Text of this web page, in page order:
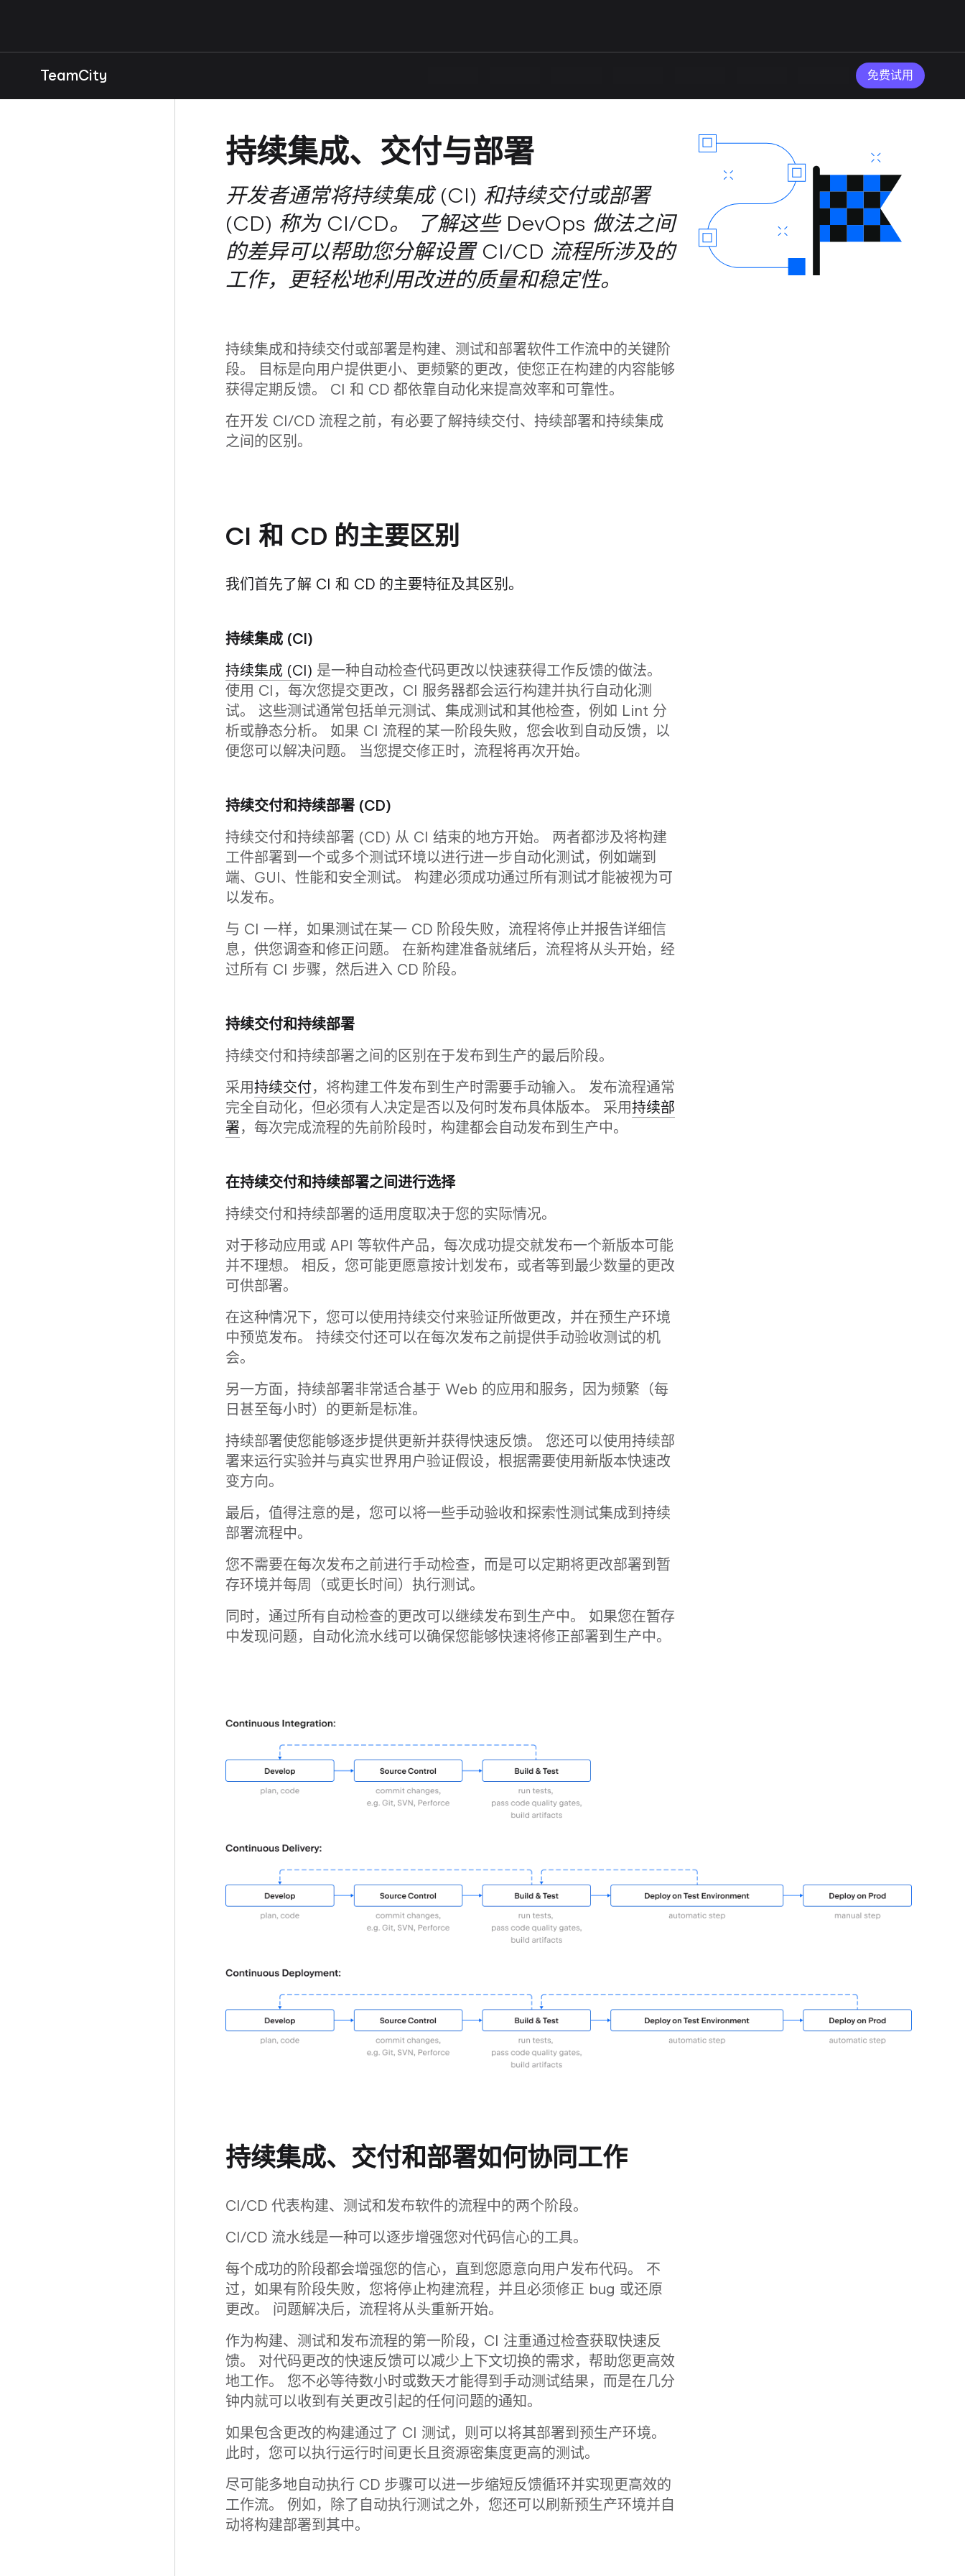
TeamCity 免费试用
持续集成、交付与部署
开发者通常将持续集成 (CI) 和持续交付或部署
(CD) 称为 CI/CD。 了解这些 DevOps 做法之间
的差异可以帮助您分解设置 CI/CD 流程所涉及的
工作，更轻松地利用改进的质量和稳定性。
持续集成和持续交付或部署是构建、测试和部署软件工作流中的关键阶
段。 目标是向用户提供更小、更频繁的更改，使您正在构建的内容能够
获得定期反馈。 CI 和 CD 都依靠自动化来提高效率和可靠性。
在开发 CI/CD 流程之前，有必要了解持续交付、持续部署和持续集成
之间的区别。
CI 和 CD 的主要区别
我们首先了解 CI 和 CD 的主要特征及其区别。
持续集成 (CI)
持续集成 (CI) 是一种自动检查代码更改以快速获得工作反馈的做法。
使用 CI，每次您提交更改，CI 服务器都会运行构建并执行自动化测
试。 这些测试通常包括单元测试、集成测试和其他检查，例如 Lint 分
析或静态分析。 如果 CI 流程的某一阶段失败，您会收到自动反馈，以
便您可以解决问题。 当您提交修正时，流程将再次开始。
持续交付和持续部署 (CD)
持续交付和持续部署 (CD) 从 CI 结束的地方开始。 两者都涉及将构建
工件部署到一个或多个测试环境以进行进一步自动化测试，例如端到
端、GUI、性能和安全测试。 构建必须成功通过所有测试才能被视为可
以发布。
与 CI 一样，如果测试在某一 CD 阶段失败，流程将停止并报告详细信
息，供您调查和修正问题。 在新构建准备就绪后，流程将从头开始，经
过所有 CI 步骤，然后进入 CD 阶段。
持续交付和持续部署
持续交付和持续部署之间的区别在于发布到生产的最后阶段。
采用持续交付，将构建工件发布到生产时需要手动输入。 发布流程通常
完全自动化，但必须有人决定是否以及何时发布具体版本。 采用持续部
署，每次完成流程的先前阶段时，构建都会自动发布到生产中。
在持续交付和持续部署之间进行选择
持续交付和持续部署的适用度取决于您的实际情况。
对于移动应用或 API 等软件产品，每次成功提交就发布一个新版本可能
并不理想。 相反，您可能更愿意按计划发布，或者等到最少数量的更改
可供部署。
在这种情况下，您可以使用持续交付来验证所做更改，并在预生产环境
中预览发布。 持续交付还可以在每次发布之前提供手动验收测试的机
会。
另一方面，持续部署非常适合基于 Web 的应用和服务，因为频繁（每
日甚至每小时）的更新是标准。
持续部署使您能够逐步提供更新并获得快速反馈。 您还可以使用持续部
署来运行实验并与真实世界用户验证假设，根据需要使用新版本快速改
变方向。
最后，值得注意的是，您可以将一些手动验收和探索性测试集成到持续
部署流程中。
您不需要在每次发布之前进行手动检查，而是可以定期将更改部署到暂
存环境并每周（或更长时间）执行测试。
同时，通过所有自动检查的更改可以继续发布到生产中。 如果您在暂存
中发现问题，自动化流水线可以确保您能够快速将修正部署到生产中。
持续集成、交付和部署如何协同工作
CI/CD 代表构建、测试和发布软件的流程中的两个阶段。
CI/CD 流水线是一种可以逐步增强您对代码信心的工具。
每个成功的阶段都会增强您的信心，直到您愿意向用户发布代码。 不
过，如果有阶段失败，您将停止构建流程，并且必须修正 bug 或还原
更改。 问题解决后，流程将从头重新开始。
作为构建、测试和发布流程的第一阶段，CI 注重通过检查获取快速反
馈。 对代码更改的快速反馈可以减少上下文切换的需求，帮助您更高效
地工作。 您不必等待数小时或数天才能得到手动测试结果，而是在几分
钟内就可以收到有关更改引起的任何问题的通知。
如果包含更改的构建通过了 CI 测试，则可以将其部署到预生产环境。
此时，您可以执行运行时间更长且资源密集度更高的测试。
尽可能多地自动执行 CD 步骤可以进一步缩短反馈循环并实现更高效的
工作流。 例如，除了自动执行测试之外，您还可以刷新预生产环境并自
动将构建部署到其中。